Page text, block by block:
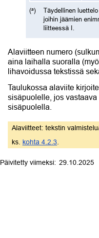
(a)
Täydellinen
joihin jäämien
liitteessä I.
Alaviitteen numero
aina laihalla suoralla
lihavoidussa tekstissä
Taulukossa alaviite
sisäpuolelle, jos
sisäpuolella.
Alaviitteet: tekstin
ks. kohta 4.2.3
29.10.2025